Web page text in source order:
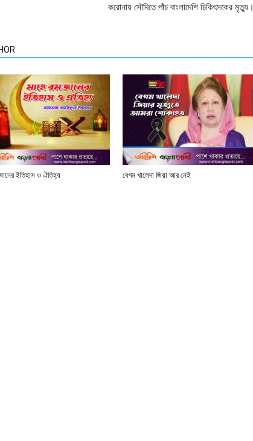
করোনায় সৌদিতে পাঁচ বাংলাদেশি চিকিৎসকের মৃত্যু।
ইতিহাস ও ঐতিহ্য বেগম খালেদা জিয়া আর নেই